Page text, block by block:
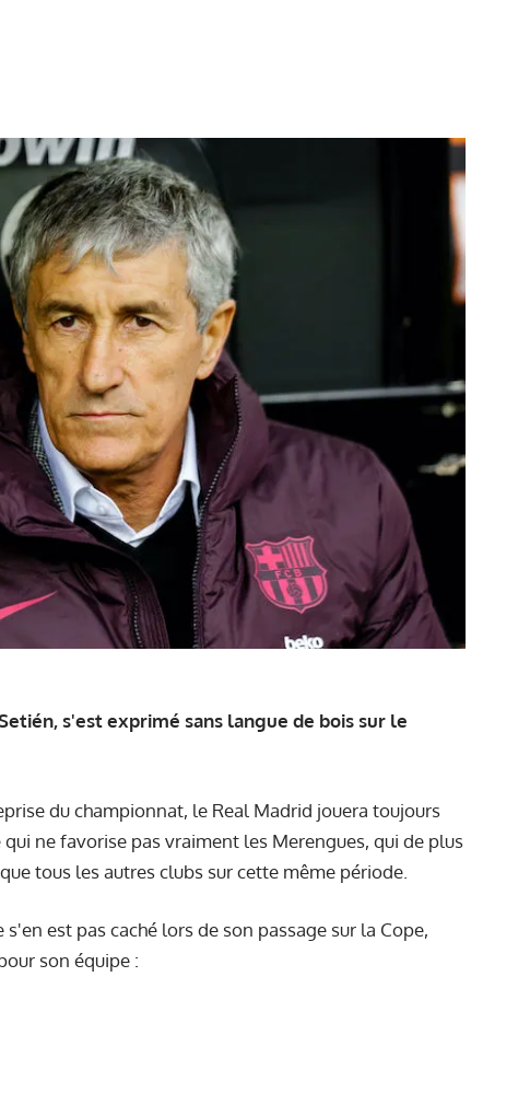
s'est exprimé sans langue de bois sur le
du championnat, le Real Madrid jouera toujours
ne favorise pas vraiment les Merengues, qui de plus
que tous les autres clubs sur cette même période.
est pas caché lors de son passage sur la Cope,
son équipe :